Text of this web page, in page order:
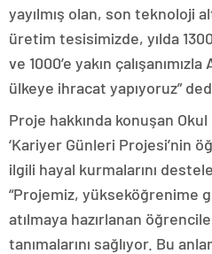
yayılmış olan, son teknoloji
üretim tesisimizde, yılda
ve 1000’e yakın çalışanımızla
ülkeye ihracat yapıyoruz”
Proje hakkında konuşan
‘Kariyer Günleri Projesi’nin
ilgili hayal kurmalarını
“Projemiz, yükseköğrenime
atılmaya hazırlanan
tanımalarını sağlıyor. Bu